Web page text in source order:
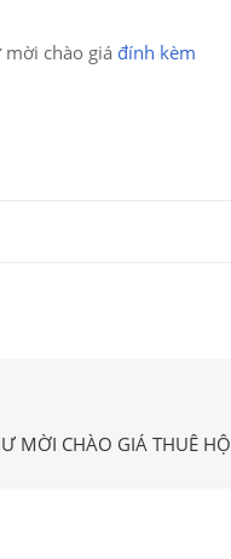
chào giá đính kèm
MỜI CHÀO GIÁ THUÊ